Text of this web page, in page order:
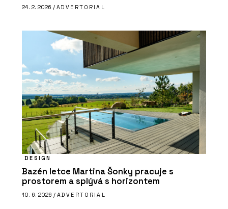
24. 2. 2026 / ADVERTORIAL
DESIGN
Bazén letce Martina Šonky pracuje s
prostorem a splývá s horizontem
10. 6. 2026 / ADVERTORIAL